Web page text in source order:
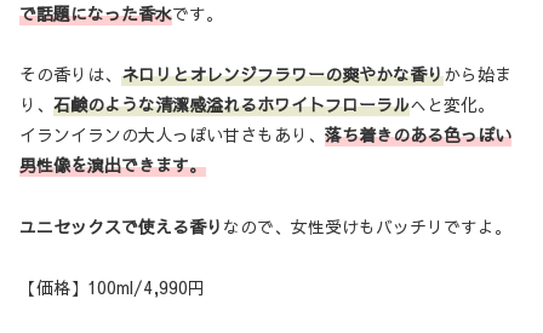
で話題になった香水です。
その香りは、 ネロリとオレンジフラワーの爽やかな香りから始ま
り、 石鹸のような清潔感溢れるホワイトフローラルへと変化。
イランイランの大人っぽい甘さもあり、 落ち着きのある色っぽい
男性像を演出できます。
ユニセックスで使える香り なので、女性受けもバッチリですよ。
【価格】100ml/4,990円